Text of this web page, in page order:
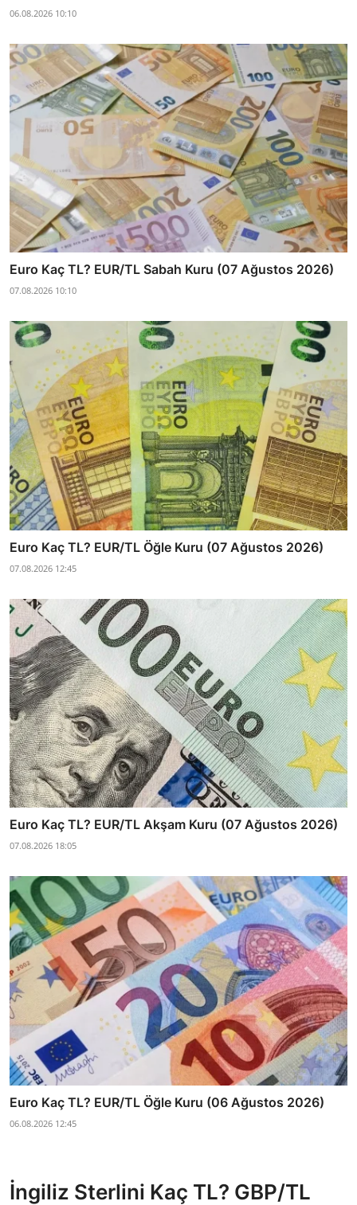
06.08.2026 10:10
Euro Kaç TL? EUR/TL Sabah Kuru (07 Ağustos 2026)
07.08.2026 10:10
Euro Kaç TL? EUR/TL Öğle Kuru (07 Ağustos 2026)
07.08.2026 12:45
Euro Kaç TL? EUR/TL Akşam Kuru (07 Ağustos 2026)
07.08.2026 18:05
Euro Kaç TL? EUR/TL Öğle Kuru (06 Ağustos 2026)
06.08.2026 12:45
İngiliz Sterlini Kaç TL? GBP/TL